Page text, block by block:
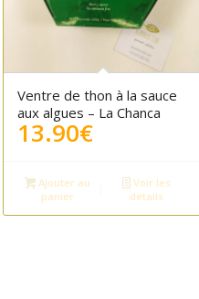
Ventre de thon à la sauce
aux algues – La Chanca
13.90€
Ajouter au
panier
Voir les
détails